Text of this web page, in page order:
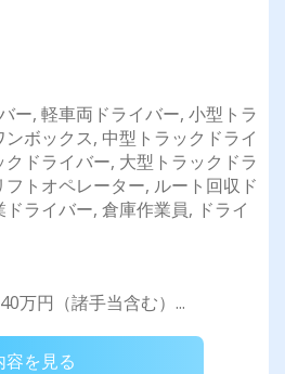
ー, 軽車両ドライバー, 小型トラ
ボックス, 中型トラックドライ
ドライバー, 大型トラックドラ
トオペレーター, ルート回収ド
ライバー, 倉庫作業員, ドライ
万円（諸手当含む）...
容を見る